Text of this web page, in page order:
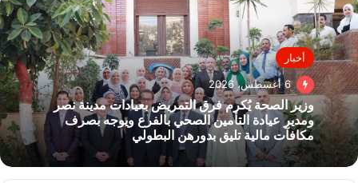
أخبار
6 أغسطس، 2026
وزير الصحة يُكرم فرق التمريض بعيادات مدينة نصر
ومدير عيادة التأمين الصحي بالفرع ويوجه بصرف
مكافآت مالية تليق بدورهن البطولي